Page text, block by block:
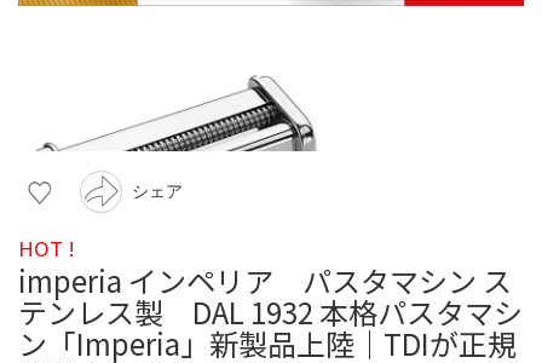
シェア
HOT !
imperia インペリア パスタマシン ス
テンレス製 DAL 1932 本格パスタマシ
ン「Imperia」新製品上陸｜TDIが正規